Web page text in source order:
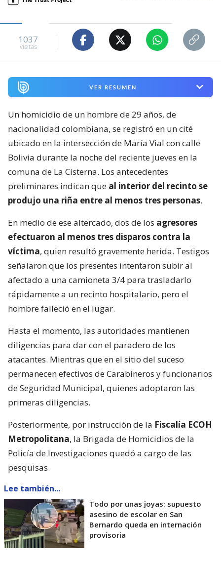
1037
visitas
VER RESUMEN
Un homicidio de un hombre de 29 años, de
nacionalidad colombiana, se registró en un cité
ubicado en la intersección de María Vial con calle
Bolivia durante la noche del reciente jueves en la
comuna de La Cisterna. Los antecedentes
preliminares indican que al interior del recinto se
produjo una riña entre al menos tres personas.
En medio de ese altercado, dos de los agresores
efectuaron al menos tres disparos contra la
víctima, quien resultó gravemente herida. Testigos
señalaron que los presentes intentaron subir al
afectado a una camioneta 3/4 para trasladarlo
rápidamente a un recinto hospitalario, pero el
hombre falleció en el lugar.
Hasta el momento, las autoridades mantienen
diligencias para dar con el paradero de los
atacantes. Mientras que en el sitio del suceso
permanecen efectivos de Carabineros y funcionarios
de Seguridad Municipal, quienes adoptaron las
primeras diligencias.
Posteriormente, por instrucción de la Fiscalía ECOH
Metropolitana, la Brigada de Homicidios de la
Policía de Investigaciones quedó a cargo de las
pesquisas.
Lee también...
Todo por unas joyas: supuesto
asesino de escolar en San
Bernardo queda en internación
provisoria